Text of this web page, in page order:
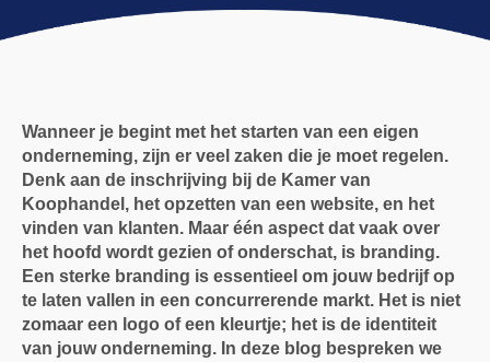
Wanneer je begint met het starten van een eigen
onderneming, zijn er veel zaken die je moet regelen.
Denk aan de inschrijving bij de Kamer van
Koophandel, het opzetten van een website, en het
vinden van klanten. Maar één aspect dat vaak over
het hoofd wordt gezien of onderschat, is branding.
Een sterke branding is essentieel om jouw bedrijf op
te laten vallen in een concurrerende markt. Het is niet
zomaar een logo of een kleurtje; het is de identiteit
van jouw onderneming. In deze blog bespreken we